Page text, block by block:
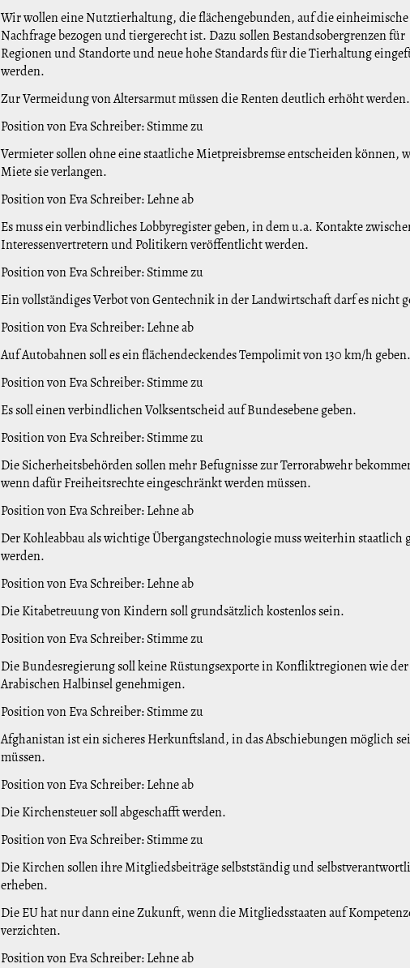
Wir wollen eine Nutztierhaltung, die flächengebunden, auf die einheimische
Nachfrage bezogen und tiergerecht ist. Dazu sollen Bestandsobergrenzen für
Regionen und Standorte und neue hohe Standards für die Tierhaltung
werden.
Zur Vermeidung von Altersarmut müssen die Renten deutlich erhöht werden.
Position von Eva Schreiber: Stimme zu
Vermieter sollen ohne eine staatliche Mietpreisbremse entscheiden können,
Miete sie verlangen.
Position von Eva Schreiber: Lehne ab
Es muss ein verbindliches Lobbyregister geben, in dem u.a. Kontakte
Interessenvertretern und Politikern veröffentlicht werden.
Position von Eva Schreiber: Stimme zu
Ein vollständiges Verbot von Gentechnik in der Landwirtschaft darf es nicht
Position von Eva Schreiber: Lehne ab
Auf Autobahnen soll es ein flächendeckendes Tempolimit von 130 km/h geben.
Position von Eva Schreiber: Stimme zu
Es soll einen verbindlichen Volksentscheid auf Bundesebene geben.
Position von Eva Schreiber: Stimme zu
Die Sicherheitsbehörden sollen mehr Befugnisse zur Terrorabwehr
wenn dafür Freiheitsrechte eingeschränkt werden müssen.
Position von Eva Schreiber: Lehne ab
Der Kohleabbau als wichtige Übergangstechnologie muss weiterhin staatlich
werden.
Position von Eva Schreiber: Lehne ab
Die Kitabetreuung von Kindern soll grundsätzlich kostenlos sein.
Position von Eva Schreiber: Stimme zu
Die Bundesregierung soll keine Rüstungsexporte in Konfliktregionen wie der
Arabischen Halbinsel genehmigen.
Position von Eva Schreiber: Stimme zu
Afghanistan ist ein sicheres Herkunftsland, in das Abschiebungen möglich
müssen.
Position von Eva Schreiber: Lehne ab
Die Kirchensteuer soll abgeschafft werden.
Position von Eva Schreiber: Stimme zu
Die Kirchen sollen ihre Mitgliedsbeiträge selbstständig und
erheben.
Die EU hat nur dann eine Zukunft, wenn die Mitgliedsstaaten auf
verzichten.
Position von Eva Schreiber: Lehne ab